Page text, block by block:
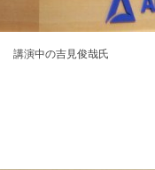
講演中の吉見俊哉氏